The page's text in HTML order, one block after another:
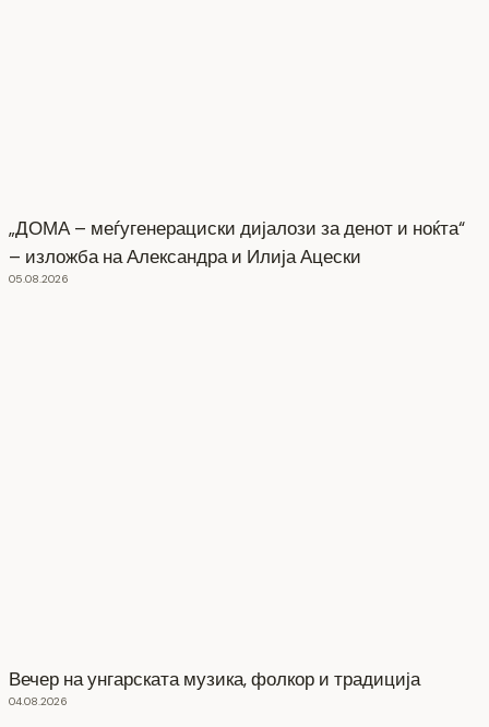
„ДОМА – меѓугенерациски дијалози за денот и ноќта“
– изложба на Александра и Илија Ацески
05.08.2026
Вечер на унгарската музика, фолкор и традиција
04.08.2026